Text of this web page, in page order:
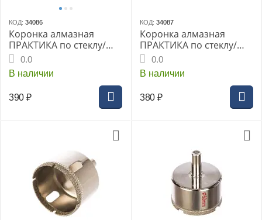
КОД: 34086
Коронка алмазная
ПРАКТИКА по стеклу/
керамике 35мм (1шт
блистер) (777-314)
Мастер
0.0
В наличии
390 ₽
КОД: 34087
Коронка алмазная
ПРАКТИКА по стеклу/
керамике 40мм (1шт
блистер) (777-321)
Мастер
0.0
В наличии
380 ₽